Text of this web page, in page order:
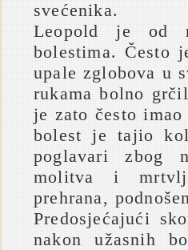
svećenika.
Leopold je od
bolestima. Često
upale zglobova u
rukama bolno
je zato često
bolest je tajio
poglavari zbog
molitva i
prehrana,
Predosjećajući
nakon užasnih